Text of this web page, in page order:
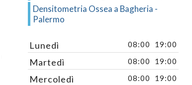
Densitometria Ossea a Bagheria -
Palermo
Lunedì 08:00 19:00
Martedì 08:00 19:00
Mercoledì 08:00 19:00